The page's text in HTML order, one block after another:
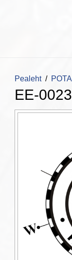
Pealeht POTA
EE-0023